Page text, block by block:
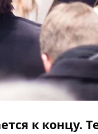
к концу.